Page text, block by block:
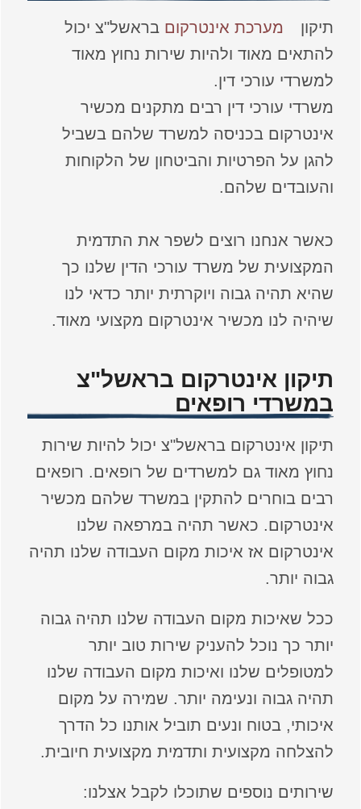
תיקון מערכת אינטרקום בראשל"צ יכול
להתאים מאוד ולהיות שירות נחוץ מאוד
למשרדי עורכי דין.
משרדי עורכי דין רבים מתקנים מכשיר
אינטרקום בכניסה למשרד שלהם בשביל
להגן על הפרטיות והביטחון של הלקוחות
והעובדים שלהם.
כאשר אנחנו רוצים לשפר את התדמית
המקצועית של משרד עורכי הדין שלנו כך
שהיא תהיה גבוה ויוקרתית יותר כדאי לנו
שיהיה לנו מכשיר אינטרקום מקצועי מאוד.
תיקון אינטרקום בראשל"צ
במשרדי רופאים
תיקון אינטרקום בראשל"צ יכול להיות שירות
נחוץ מאוד גם למשרדים של רופאים. רופאים
רבים בוחרים להתקין במשרד שלהם מכשיר
אינטרקום. כאשר תהיה במרפאה שלנו
אינטרקום אז איכות מקום העבודה שלנו תהיה
גבוה יותר.
ככל שאיכות מקום העבודה שלנו תהיה גבוה
יותר כך נוכל להעניק שירות טוב יותר
למטופלים שלנו ואיכות מקום העבודה שלנו
תהיה גבוה ונעימה יותר. שמירה על מקום
איכותי, בטוח ונעים תוביל אותנו כל הדרך
להצלחה מקצועית ותדמית מקצועית חיובית.
שירותים נוספים שתוכלו לקבל אצלנו: